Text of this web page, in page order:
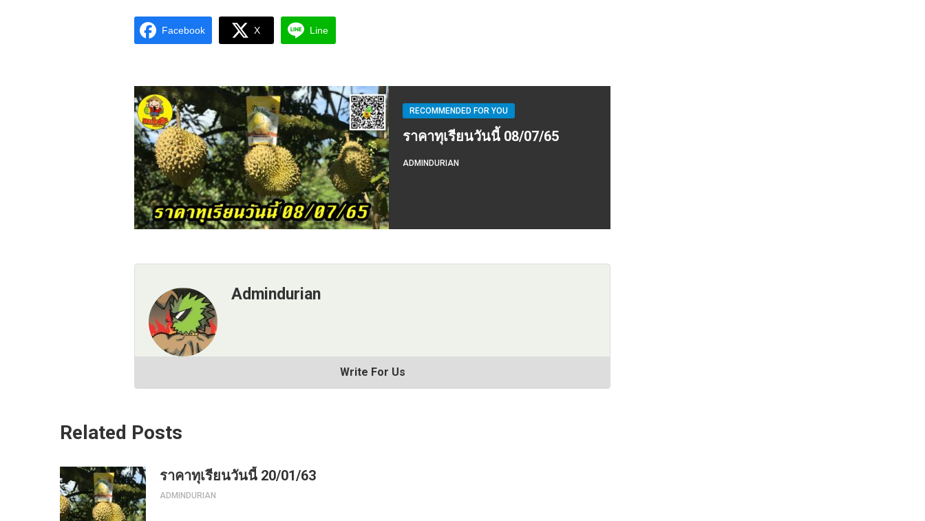
Facebook X Line
RECOMMENDED FOR YOU
ราคาทุเรียนวันนี้ 08/07/65
ADMINDURIAN
Admindurian
Write For Us
Related Posts
ราคาทุเรียนวันนี้ 20/01/63
ADMINDURIAN